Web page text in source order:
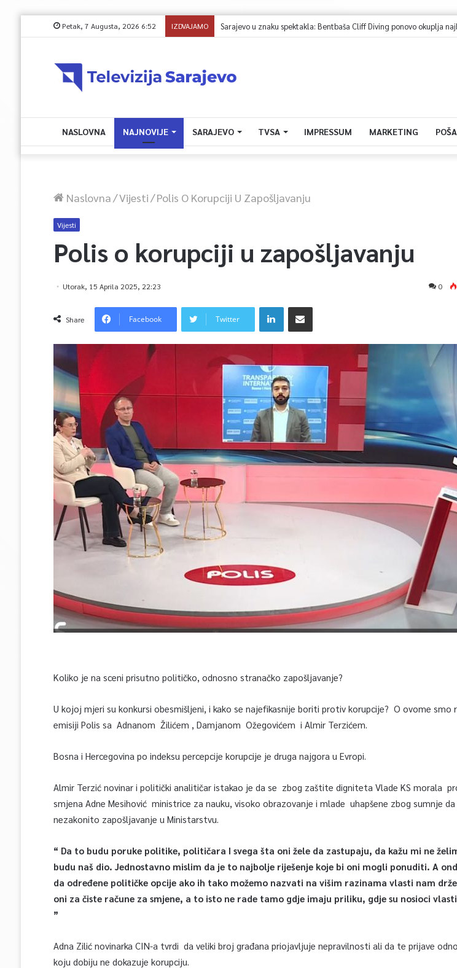
Petak, 7 Augusta, 2026 6:52 IZDVAJAMO Reisul-ulema Kavazović na Igmanu: Bosna nije samo zemlja, već
NASLOVNA NAJNOVIJE SARAJEVO TVSA IMPRESSUM MARKETING
Naslovna/Vijesti/Polis O Korupciji U Zapošljavanju
Vijesti
Polis o korupciji u zapošljavanju
Utorak, 15 Aprila 2025, 22:23 0
Share Facebook Twitter
Koliko je na sceni prisutno političko, odnosno stranačko zapošljavanje?
U kojoj mjeri su konkursi obesmišljeni, i kako se najefikasnije boriti protiv korupcije? O ovome smo
emisiji Polis sa Adnanom Žilićem , Damjanom Ožegovićem i Almir Terzićem.
Bosna i Hercegovina po indeksu percepcije korupcije je druga najgora u Evropi.
Almir Terzić novinar i politički analitičar istakao je da se zbog zaštite digniteta Vlade KS morala
smjena Adne Mesihović ministrice za nauku, visoko obrazovanje i mlade uhapšene zbog sumnje
nezakonito zapošljavanje u Ministarstvu.
“ Da to budu poruke politike, političara I svega šta oni žele da zastupaju, da kažu mi ne
budu naš dio. Jednostavno mislim da je to najbolje riješenje koje bi oni mogli ponuditi. A
da određene političke opcije ako ih tako možemo nazvati na višim razinama vlasti nam drže
oni za čiste račune za smjene, a to isto ne rade tamo gdje imaju priliku, gdje su nosioci
”
Adna Zilić novinarka CIN-a tvrdi da veliki broj građana priojavljuje nepravilnosti ali da te prijave
koju dobiju ne dokazuje korupciju.